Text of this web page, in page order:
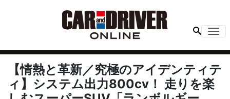
【情熱と革新／究極のアイデンティテ
ィ】システム出力800cv！ 走りを楽